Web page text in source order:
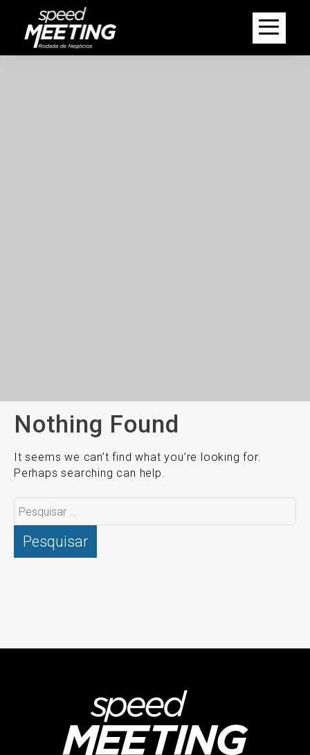
Nothing Found
It seems we can’t find what you’re looking for.
Perhaps searching can help.
Pesquisar
por: